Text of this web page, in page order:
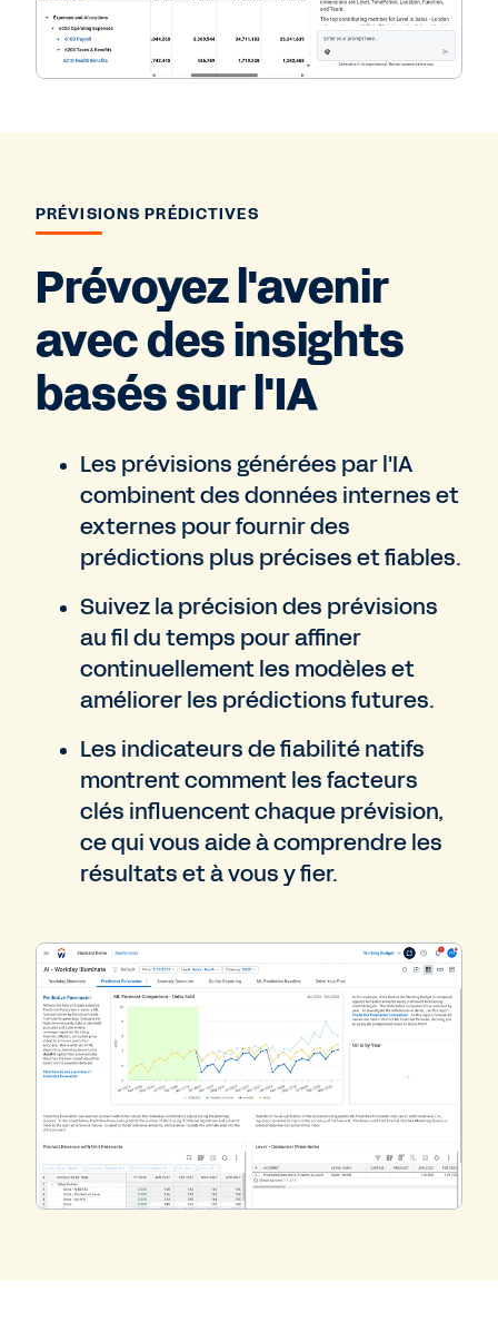
PRÉVISIONS PRÉDICTIVES
Prévoyez l'avenir
avec des insights
basés sur l'IA
Les prévisions générées par l'IA
combinent des données internes et
externes pour fournir des
prédictions plus précises et fiables.
Suivez la précision des prévisions
au fil du temps pour affiner
continuellement les modèles et
améliorer les prédictions futures.
Les indicateurs de fiabilité natifs
montrent comment les facteurs
clés influencent chaque prévision,
ce qui vous aide à comprendre les
résultats et à vous y fier.